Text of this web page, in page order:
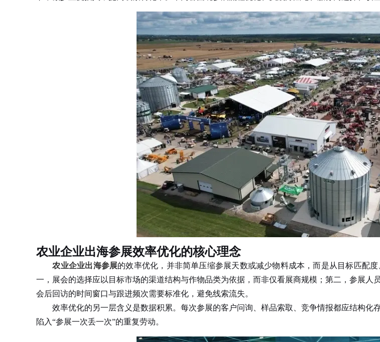
农业企业出海参展效率优化的核心理念
农业企业出海参展的效率优化，并非简单压缩参展天数或减少物料成本，而是从目标匹配
一，展会的选择应以目标市场的渠道结构与作物品类为依据，而非仅看展商规模；第二，参展人
会后回访的时间窗口与跟进频次需要标准化，避免线索流失。
效率优化的另一层含义是数据积累。每次参展的客户问询、样品索取、竞争情报都应结构化
陷入“参展一次丢一次”的重复劳动。